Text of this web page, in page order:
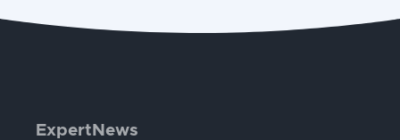
ExpertNews